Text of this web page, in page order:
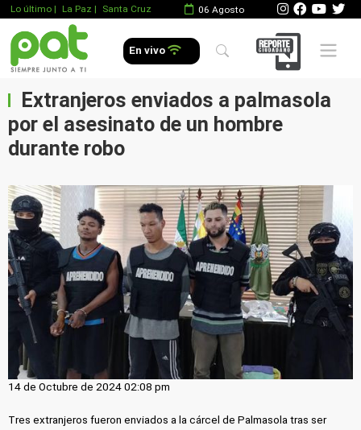
Lo último | La Paz | Santa Cruz 06 Agosto
En vivo Mobile
Extranjeros enviados a palmasola
por el asesinato de un hombre
durante robo
14 de Octubre de 2024 02:08 pm
Tres extranjeros fueron enviados a la cárcel de Palmasola tras ser